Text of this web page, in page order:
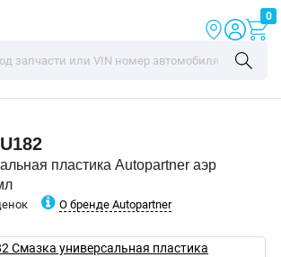
0
U182
пластика Autopartner аэр
О бренде Autopartner